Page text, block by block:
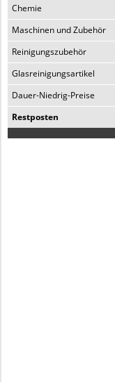
Chemie
Maschinen und Zubehör
Reinigungszubehör
Glasreinigungsartikel
Dauer-Niedrig-Preise
Restposten